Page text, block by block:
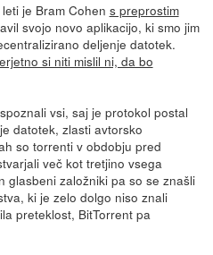
je Bram Cohen s preprostim
svojo novo aplikacijo, ki smo jim
deljenje datotek.
si niti mislil ni, da bo
vsi, saj je protokol postal
datotek, zlasti avtorsko
so torrenti v obdobju pred
več kot tretjino vsega
glasbeni založniki pa so se znašli
ki je zelo dolgo niso znali
preteklost, BitTorrent pa